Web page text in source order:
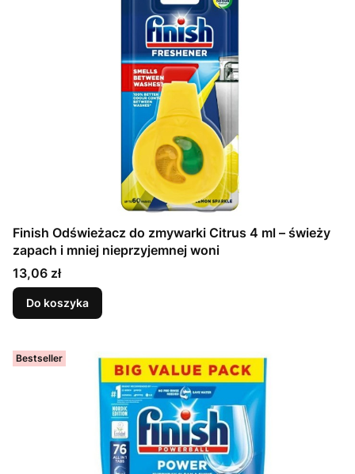
Finish Odświeżacz do zmywarki Citrus 4 ml – świeży
zapach i mniej nieprzyjemnej woni
Cena
13,06 zł
Do koszyka
Bestseller